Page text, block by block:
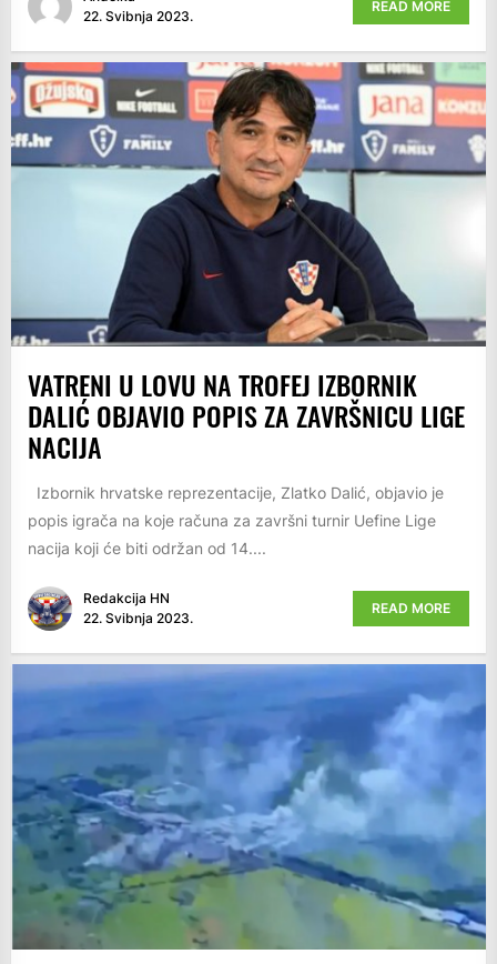
22. Svibnja 2023.
READ MORE
VATRENI U LOVU NA TROFEJ IZBORNIK
DALIĆ OBJAVIO POPIS ZA ZAVRŠNICU LIGE
NACIJA
Izbornik hrvatske reprezentacije, Zlatko Dalić, objavio je
popis igrača na koje računa za završni turnir Uefine Lige
nacija koji će biti održan od 14....
Redakcija HN
22. Svibnja 2023.
READ MORE